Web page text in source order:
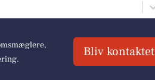
Bliv kontaktet